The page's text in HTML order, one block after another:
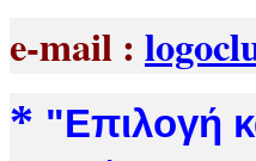
e-mail :
* "Επιλογή